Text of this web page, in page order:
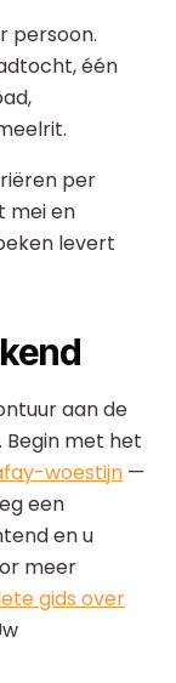
persoon.
één
per
mei en
levert
aan de
met het
woestijn —
een
en u
meer
gids over